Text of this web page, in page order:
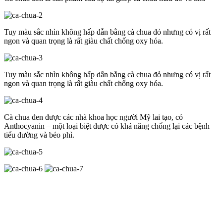
Tuy màu sắc nhìn không hấp dẫn bằng cà chua đỏ nhưng có vị rất
ngon và quan trọng là rất giàu chất chống oxy hóa.
Tuy màu sắc nhìn không hấp dẫn bằng cà chua đỏ nhưng có vị rất
ngon và quan trọng là rất giàu chất chống oxy hóa.
Cà chua đen được các nhà khoa học người Mỹ lai tạo, có
Anthocyanin – một loại biệt dược có khả năng chống lại các bệnh
tiểu đường và béo phì.